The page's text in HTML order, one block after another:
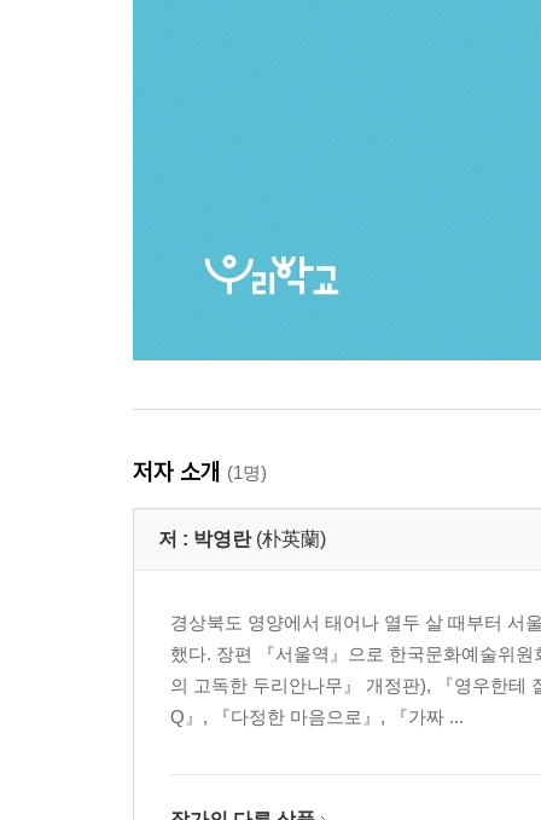
저자 소개 (1명)
저 : 박영란 (朴英蘭)
경상북도 영양에서 태어나 열두 살 때부터 서
했다. 장편 『서울역』으로 한국문화예술위
의 고독한 두리안나무』 개정판), 『영우한테
Q』, 『다정한 마음으로』, 『가짜 ...